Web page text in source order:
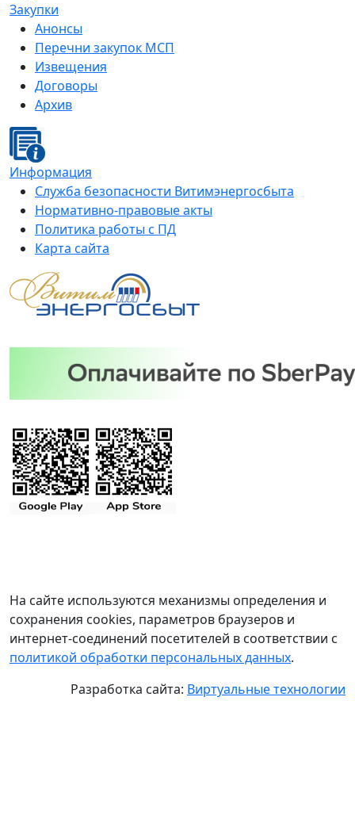
Закупки
Анонсы
Перечни закупок МСП
Извещения
Договоры
Архив
Информация
Служба безопасности Витимэнергосбыта
Нормативно-правовые акты
Политика работы с ПД
Карта сайта
На сайте используются механизмы определения и
сохранения cookies, параметров браузеров и
интернет-соединений посетителей в соответствии с
политикой обработки персональных данных.
Разработка сайта: Виртуальные технологии